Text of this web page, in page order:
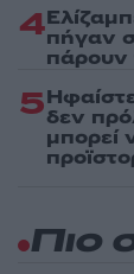
4πήγαν
πάρουν
5δεν
μπορεί
Πιο